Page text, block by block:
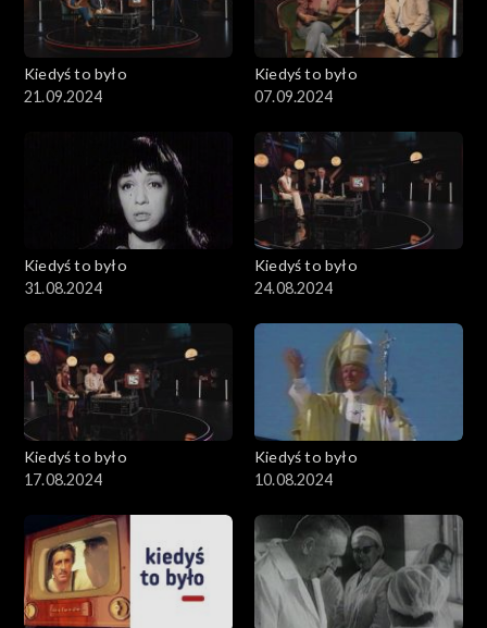
Kiedyś to było
21.09.2024
Kiedyś to było
07.09.2024
Kiedyś to było
31.08.2024
Kiedyś to było
24.08.2024
Kiedyś to było
17.08.2024
Kiedyś to było
10.08.2024